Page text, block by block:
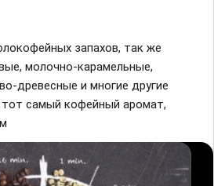
запахов, так же
молочно-карамельные,
древесные и многие другие
самый кофейный аромат,